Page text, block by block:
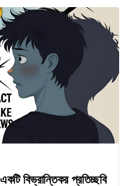
বিভ্রান্তিকর প্রতিচ্ছবি